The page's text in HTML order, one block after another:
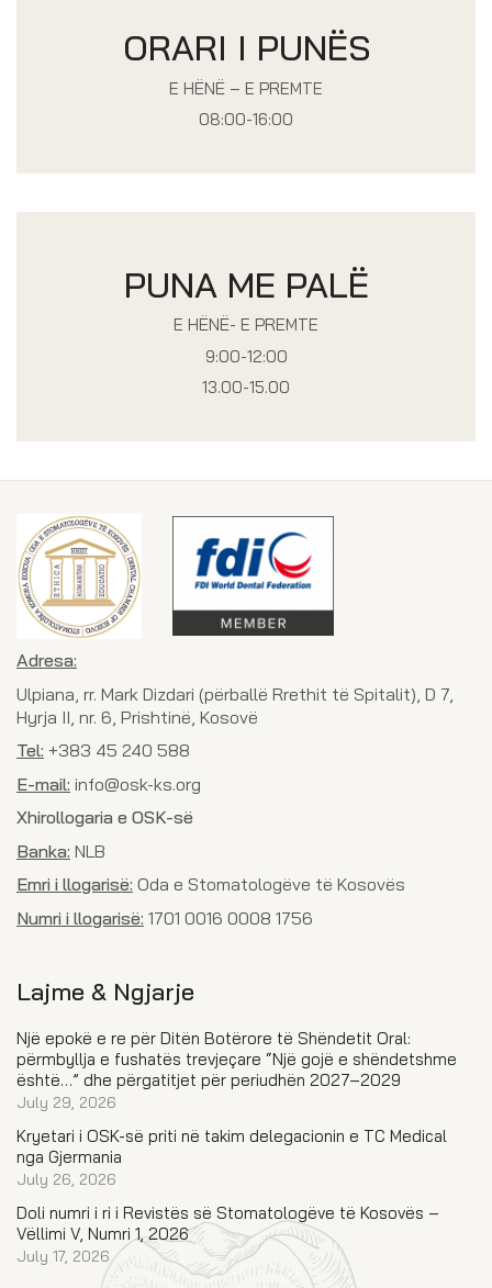
ORARI I PUNËS
E HËNË – E PREMTE
08:00-16:00
PUNA ME PALË
E HËNË- E PREMTE
9:00-12:00
13.00-15.00
Adresa:
Ulpiana, rr. Mark Dizdari (përballë Rrethit të Spitalit), D 7,
Hyrja II, nr. 6, Prishtinë, Kosovë
Tel: +383 45 240 588
E-mail: info@osk-ks.org
Xhirollogaria e OSK-së
Banka: NLB
Emri i llogarisë: Oda e Stomatologëve të Kosovës
Numri i llogarisë: 1701 0016 0008 1756
Lajme & Ngjarje
Një epokë e re për Ditën Botërore të Shëndetit Oral:
përmbyllja e fushatës trevjeçare “Një gojë e shëndetshme
është…” dhe përgatitjet për periudhën 2027–2029
July 29, 2026
Kryetari i OSK-së priti në takim delegacionin e TC Medical
nga Gjermania
July 26, 2026
Doli numri i ri i Revistës së Stomatologëve të Kosovës –
Vëllimi V, Numri 1, 2026
July 17, 2026